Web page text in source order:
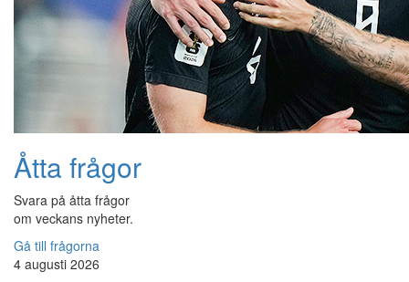
Åtta frågor
Svara på åtta frågor
om veckans nyheter.
Gå till frågorna
4 augusti 2026